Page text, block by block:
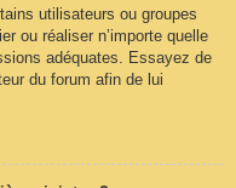
utilisateurs ou groupes
ou réaliser n’importe quelle
adéquates. Essayez de
du forum afin de lui